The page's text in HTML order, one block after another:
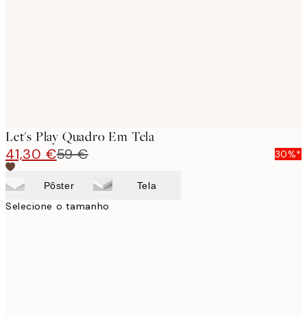
Let's Play Quadro Em Tela
41,30 €59 € 30%*
Pôster Tela
Selecione o tamanho